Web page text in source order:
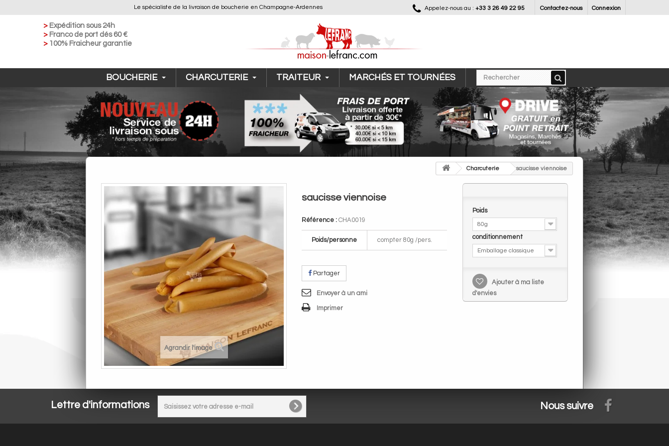
Le spécialiste de la livraison de boucherie en Champagne-Ardennes Connexion
Contactez-nous
Appelez-nous au : +33 3 26 49 22 95
> Expédition sous 24h
> Franco de port dés 60 €
> 100% Fraicheur garantie
BOUCHERIE CHARCUTERIE TRAITEUR MARCHÉS ET TOURNÉES
> Charcuterie > saucisse viennoise
Agrandir l'image
saucisse viennoise
Référence : CHA0019
Poids/personne compter 80g /pers.
Partager
Envoyer à un ami
Imprimer
Poids
80g
conditionnement
Emballage classique
Ajouter à ma liste
d'envies
Lettre d'informations Nous suivre